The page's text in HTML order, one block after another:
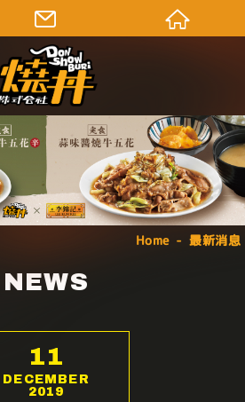
Home 最新消息
NEWS
11
DECEMBER
2019